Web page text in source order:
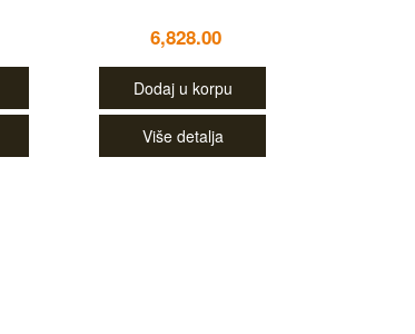
6,828.00
Dodaj u korpu
Više detalja